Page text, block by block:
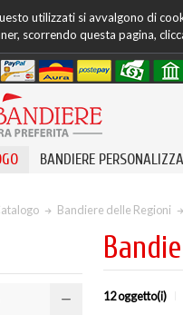
utilizzati si avvalgono di
scorrendo questa pagina,
BANDIERE
Bandiere delle Regioni
12 oggetto(i)